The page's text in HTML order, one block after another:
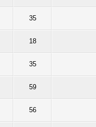
35
18
35
59
56